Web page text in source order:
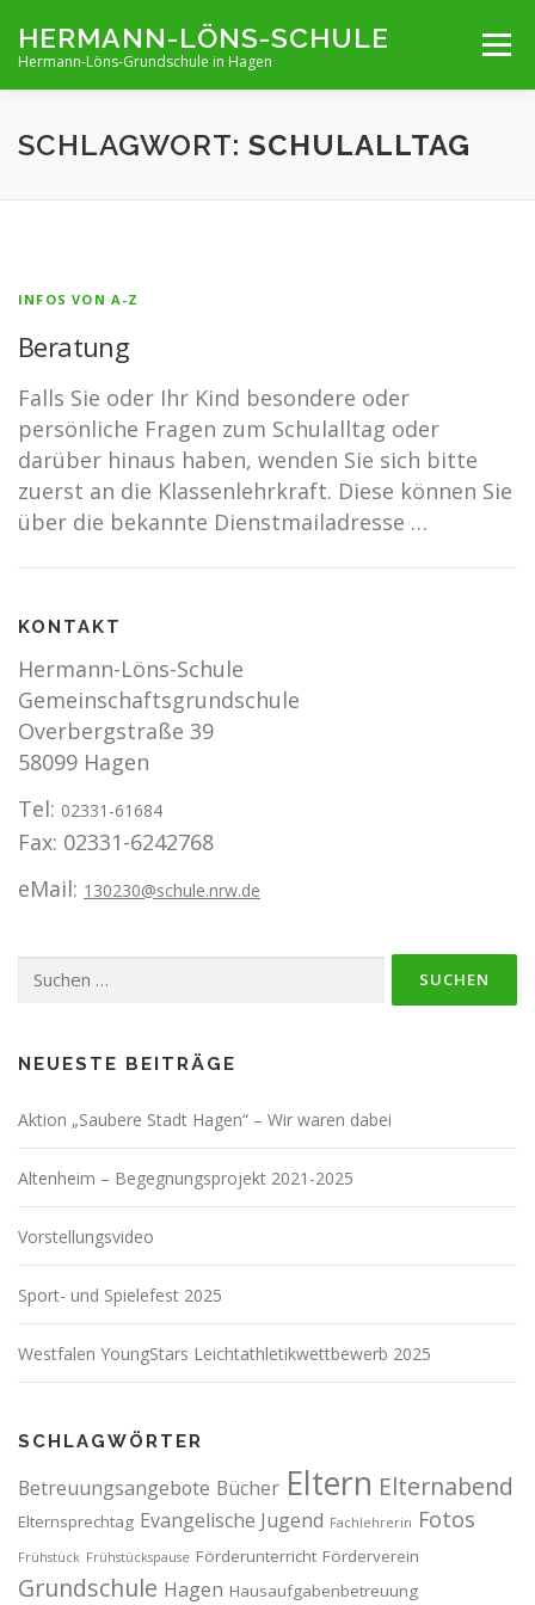
Inhalt
springen
HERMANN-LÖNS-SCHULE
Hermann-Löns-Grundschule in Hagen
Menü
TERMINE UNSERE SCHULE INFOS VON A-Z
SCHLAGWORT: SCHULALLTAG
INFOS VON A-Z
Beratung
Falls Sie oder Ihr Kind besondere oder
persönliche Fragen zum Schulalltag oder
darüber hinaus haben, wenden Sie sich bitte
zuerst an die Klassenlehrkraft. Diese können Sie
über die bekannte Dienstmailadresse …
KONTAKT
Hermann-Löns-Schule
Gemeinschaftsgrundschule
Overbergstraße 39
58099 Hagen
Tel: 02331-61684
Fax: 02331-6242768
eMail: 130230@schule.nrw.de
Suchen
NEUESTE BEITRÄGE
Aktion „Saubere Stadt Hagen“ – Wir waren dabei
Altenheim – Begegnungsprojekt 2021-2025
Vorstellungsvideo
Sport- und Spielefest 2025
Westfalen YoungStars Leichtathletikwettbewerb 2025
SCHLAGWÖRTER
Betreuungsangebote Bücher Eltern Elternabend
Elternsprechtag Evangelische Jugend Fachlehrerin Fotos
Frühstück Frühstückspause Förderunterricht Förderverein
Grundschule Hagen Hausaufgabenbetreuung